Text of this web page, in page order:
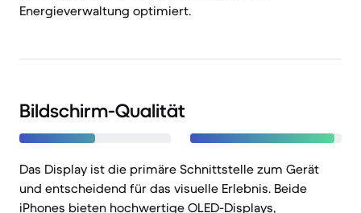
Energieverwaltung optimiert.
Bildschirm-Qualität
Das Display ist die primäre Schnittstelle zum Gerät
und entscheidend für das visuelle Erlebnis. Beide
iPhones bieten hochwertige OLED-Displays,